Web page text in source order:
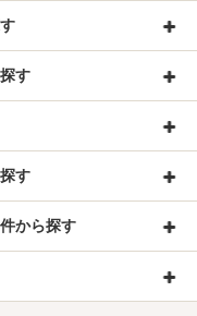
す
す
から探す